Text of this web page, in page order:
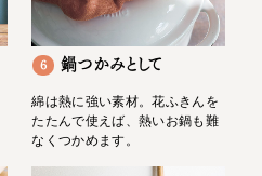
6 鍋つかみとして
綿は熱に強い素材。花ふきんを
たたんで使えば、熱いお鍋も難
なくつかめます。